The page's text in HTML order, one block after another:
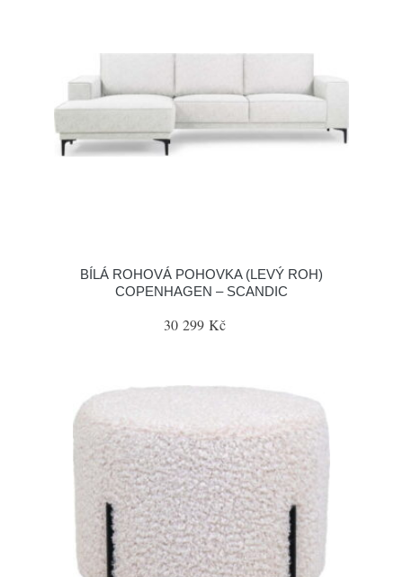
BÍLÁ ROHOVÁ POHOVKA (LEVÝ ROH)
COPENHAGEN – SCANDIC
30 299 Kč